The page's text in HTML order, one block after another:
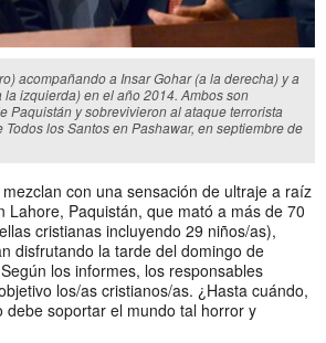
acompañando a Insar Gohar (a la derecha) y a
la izquierda) en el año 2014. Ambos son
Paquistán y sobrevivieron al ataque terrorista
los Santos en Pashawar, en septiembre de
con una sensación de ultraje a raíz
Lahore, Paquistán, que mató a más de 70
cristianas incluyendo 29 niños/as),
disfrutando la tarde del domingo de
los informes, los responsables
los/as cristianos/as. ¿Hasta cuándo,
debe soportar el mundo tal horror y